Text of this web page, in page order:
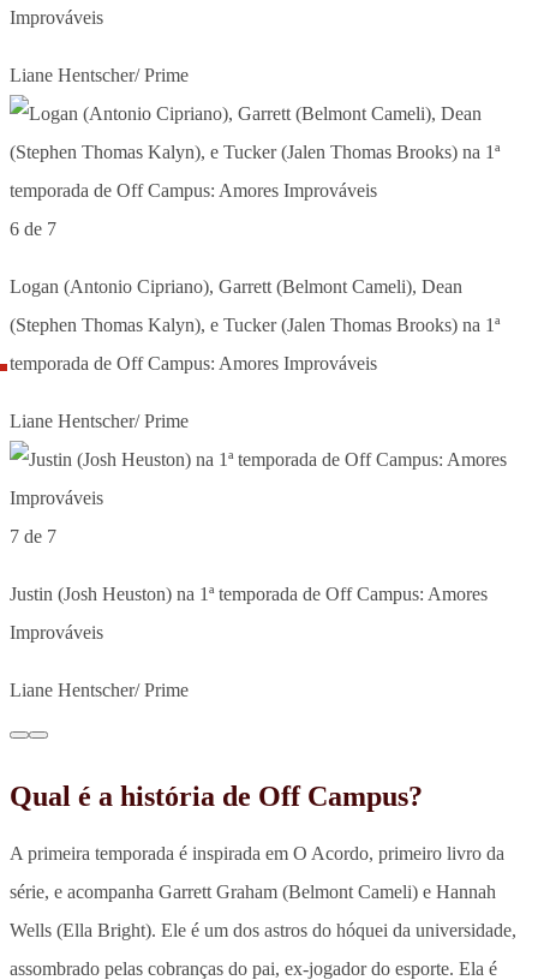
Improváveis
Liane Hentscher/ Prime
6 de 7
Logan (Antonio Cipriano), Garrett (Belmont Cameli), Dean
(Stephen Thomas Kalyn), e Tucker (Jalen Thomas Brooks) na 1ª
temporada de Off Campus: Amores Improváveis
Liane Hentscher/ Prime
7 de 7
Justin (Josh Heuston) na 1ª temporada de Off Campus: Amores
Improváveis
Liane Hentscher/ Prime
Qual é a história de Off Campus?
A primeira temporada é inspirada em O Acordo, primeiro livro da
série, e acompanha Garrett Graham (Belmont Cameli) e Hannah
Wells (Ella Bright). Ele é um dos astros do hóquei da universidade,
assombrado pelas cobranças do pai, ex-jogador do esporte. Ela é